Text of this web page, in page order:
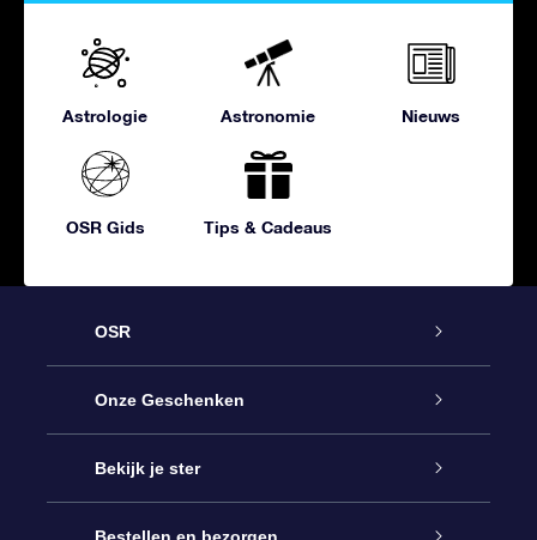
Astrologie Astronomie Nieuws
OSR Gids Tips & Cadeaus
OSR
Service
Contact
Blog
Onze Geschenken
Online Star Gift
OSR Cadeaupakket
Bekijk je ster
Sterrenregister
Bestellen en bezorgen